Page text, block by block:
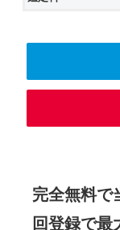
完全無料で
回登録で最